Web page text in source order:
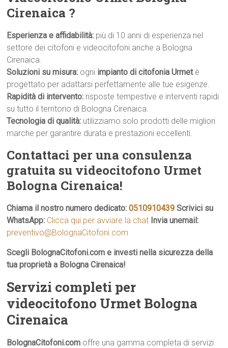
Cirenaica ?
Esperienza e affidabilità: più di 10 anni di esperienza nel
settore dei citofoni e videocitofoni anche a Bologna
Cirenaica.
Soluzioni su misura: ogni impianto di citofonia Urmetè
progettato per adattarsi perfettamente alle tue esigenze.
Rapidità di intervento: risposte tempestive e interventi rapidi
su tutto il territorio di Bologna Cirenaica.
Tecnologia di qualità: utilizziamo solo prodotti delle migliori
marche per garantire durata e prestazioni eccellenti.
Contattaci per una consulenza
gratuita su videocitofono Urmet
Bologna Cirenaica!
Chiama il nostro numero dedicato:0510910439 Scrivici su
WhatsApp: Clicca qui per avviare la chat Invia unemail:
preventivo@BolognaCitofoni.com
Scegli BolognaCitofoni.com e investi nella sicurezza della
tua proprietà a Bologna Cirenaica!
Servizi completi per
videocitofono Urmet Bologna
Cirenaica
BolognaCitofoni.com offre una gamma completa di servizi